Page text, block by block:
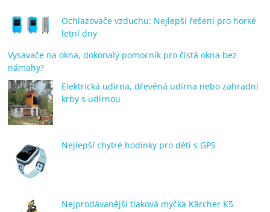
telefony,
kávovary,
bazény
Nejlepší
elektronika
porovnání
Elektro
OK,
pračky,
Ochlazovače vzduchu: Nejlepší řešení pro horké
letní dny
Vysavače na okna, dokonalý pomocník pro čistá okna bez
námahy?
Elektrická udírna, dřevěná udírna nebo zahradní
krby s udírnou
Nejlepší chytré hodinky pro děti s GPS
Nejprodávanější tlaková myčka Kärcher K5